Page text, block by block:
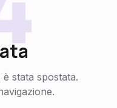
stata spostata.